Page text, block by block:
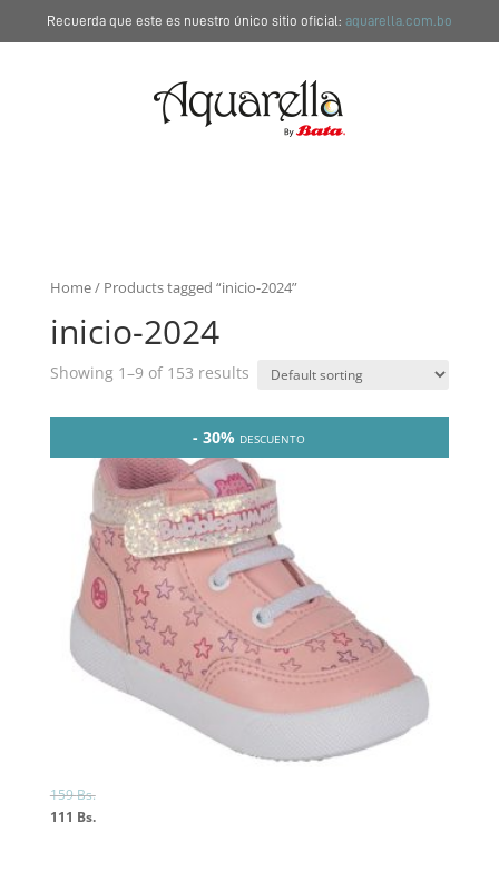
Recuerda que este es nuestro único sitio oficial: aquarella.com.bo
Home/ Products tagged “inicio-2024”
inicio-2024
Showing 1–9 of 153 results
- 30% DESCUENTO
159Bs.
111 Bs.